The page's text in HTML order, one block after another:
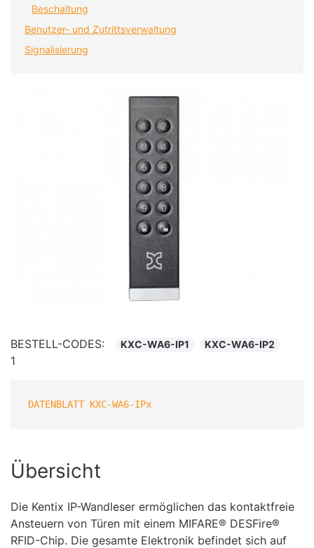
Beschaltung
Benutzer- und Zutrittsverwaltung
Signalisierung
BESTELL-CODES: KXC-WA6-IP1 KXC-WA6-IP2
1
DATENBLATT KXC-WA6-IPx
Übersicht
Die Kentix IP-Wandleser ermöglichen das kontaktfreie
Ansteuern von Türen mit einem MIFARE® DESFire®
RFID-Chip. Die gesamte Elektronik befindet sich auf